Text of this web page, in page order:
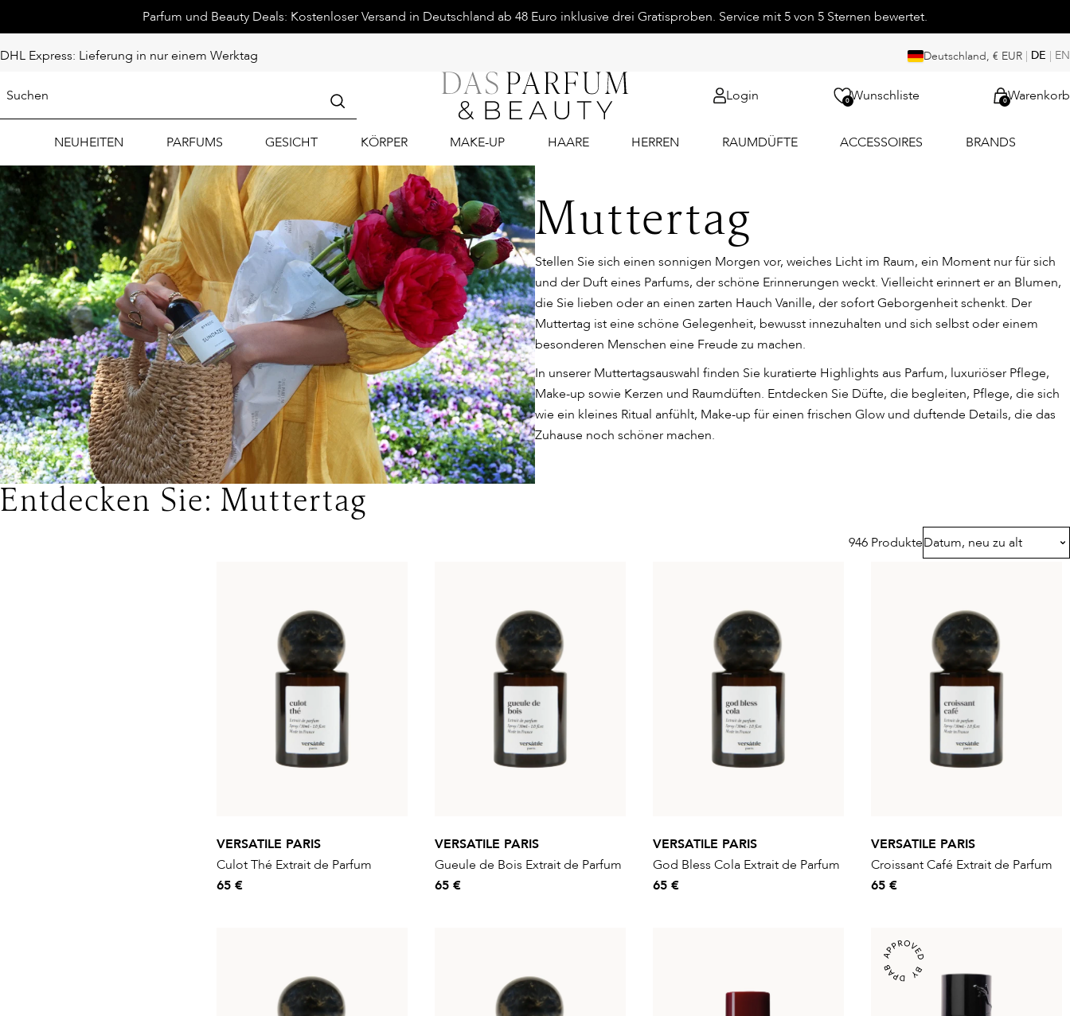
Parfum und Beauty Deals: Kostenloser Versand in Deutschland ab 48 Euro inklusive drei Gratisproben. Service mit 5 von 5 Sternen bewertet.
DHL Express: Lieferung in nur einem Werktag Deutschland, € EUR | DE | EN
Login 0Wunschliste 0Warenkorb
NEUHEITEN PARFUMS GESICHT KÖRPER MAKE-UP HAARE HERREN RAUMDÜFTE ACCESSOIRES BRANDS
Muttertag
Stellen Sie sich einen sonnigen Morgen vor, weiches Licht im Raum, ein Moment nur für sich
und der Duft eines Parfums, der schöne Erinnerungen weckt. Vielleicht erinnert er an Blumen,
die Sie lieben oder an einen zarten Hauch Vanille, der sofort Geborgenheit schenkt. Der
Muttertag ist eine schöne Gelegenheit, bewusst innezuhalten und sich selbst oder einem
besonderen Menschen eine Freude zu machen.
In unserer Muttertagsauswahl finden Sie kuratierte Highlights aus Parfum, luxuriöser Pflege,
Make-up sowie Kerzen und Raumdüften. Entdecken Sie Düfte, die begleiten, Pflege, die sich
wie ein kleines Ritual anfühlt, Make-up für einen frischen Glow und duftende Details, die das
Zuhause noch schöner machen.
Entdecken Sie: Muttertag
946 ProdukteDatum, neu zu alt
VERSATILE PARIS
Culot Thé Extrait de Parfum
65 €
VERSATILE PARIS
Gueule de Bois Extrait de Parfum
65 €
VERSATILE PARIS
God Bless Cola Extrait de Parfum
65 €
VERSATILE PARIS
Croissant Café Extrait de Parfum
65 €